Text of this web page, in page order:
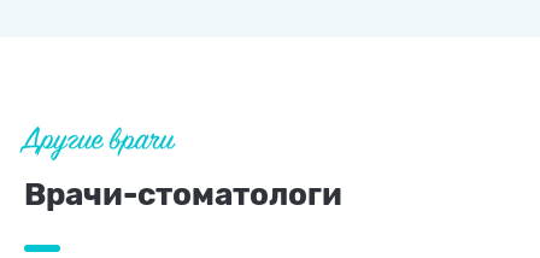
Другие врачи
Врачи-стоматологи